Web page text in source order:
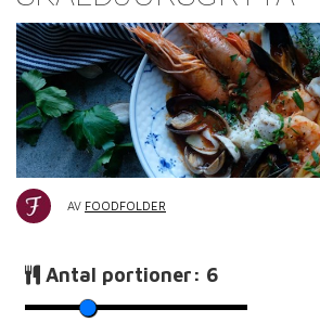
AV FOODFOLDER
Antal portioner: 6